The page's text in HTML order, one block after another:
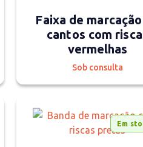
Faixa de
cantos com
vermelhas
Sob consulta
Em